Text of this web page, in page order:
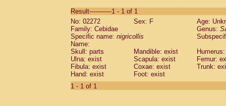
CebidaeSaguinus labiatus(0)
Cebidae Saguinus leucopus (0)
Cebidae
CebidaeSaguinus mystax
Cebidae Saguinus nigricollis (1)
Cebidae Saguinus oedipus
Cebidae Saguinus weddelli
Cebidae Saguinusspp.
Cebidae
Result-----------1 - 1 of 1
No: 02272
Sex: F
Age:
Family: Cebidae
Genus:
Specific name: nigricollis
Name:
Skull: parts
Mandible: exist
Ulna: exist
Scapula: exist
Femur:
Fibula: exist
Coxae: exist
Trunk:
Hand: exist
Foot: exist
1 - 1 of 1